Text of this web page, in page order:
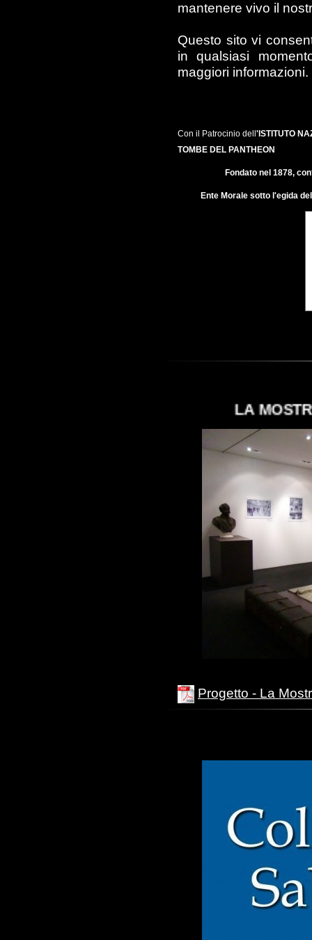
mantenere vivo il
Questo sito vi
in qualsiasi
maggiori informazioni.
Con il Patrocinio dell 'ISTITUTO
TOMBE DEL PANTHEON
Fondato nel 1878,
Ente Morale sotto l'egida
LA MOSTRA
Progetto - La